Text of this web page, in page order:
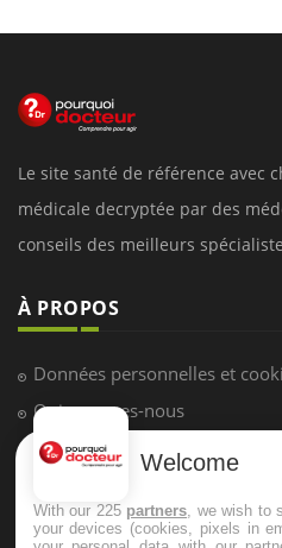
Le site santé de référence avec
médicale decryptée par des
conseils des meilleurs
À PROPOS
Données personnelles et
Qui sommes-nous
Conditions d'utilisation
Mentions Légales
Welcome
With our 225 partners , we wish to
your devices (cookies, pixels in